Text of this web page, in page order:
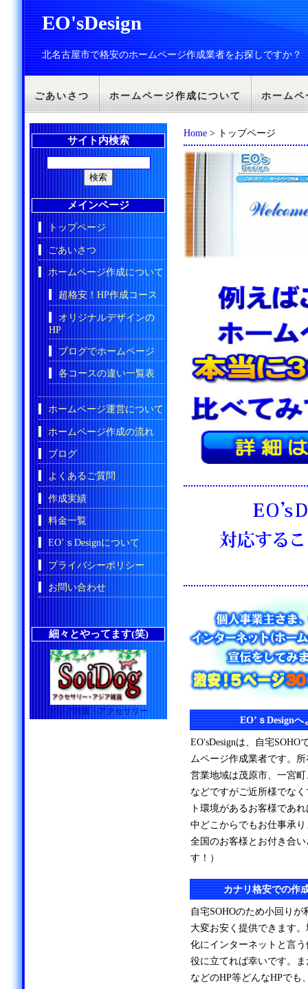
EO'sDesign
北名古屋市で格安のホームページ作成業者をお探しですか？
ごあいさつ ホームページ作成について ホームペ
Home > トップページ
EO’ｓDesign
EO'sDesignは、自宅SOHO
ムページ作成業者です。
営業地域は茂原市、一宮
などですがご近所様でな
ト環境があるお客様であ
中どこからでもお仕事承
全国のお客様とお付き合
す！）
カナリ格安での作
自宅SOHOのため小回り
大変お安く提供できます
化にインターネットと言
役に立てれば幸いです。
などのHP等どんなHPでも
サイト内検索
メインページ
トップページ
ごあいさつ
ホームページ作成について
超格安！HP作成コース
オリジナルデザインの
HP
ブログでホームページ
各コースの違い一覧表
ホームページ運営について
ホームページ作成の流れ
ブログ
よくあるご質問
作成実績
料金一覧
EO’ｓDesignについて
プライバシーポリシー
お問い合わせ
細々とやってます(笑)
アジア雑貨・アクセサリー